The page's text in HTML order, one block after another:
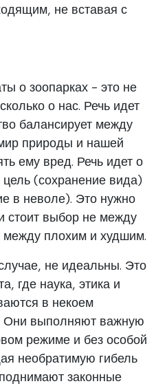
не вставая с
о зоопарках - это не
о нас. Речь идет
балансирует между
природы и нашей
ему вред. Речь идет о
(сохранение вида)
в неволе). Это нужно
стоит выбор не между
плохим и худшим.
не идеальны. Это
где наука, этика и
в некоем
Они выполняют важную
режиме и без особой
необратимую гибель
законные